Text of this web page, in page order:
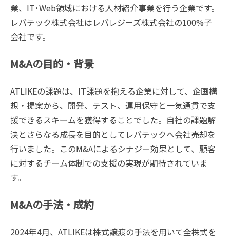
業、IT･Web領域における人材紹介事業を行う企業です。
レバテック株式会社はレバレジーズ株式会社の100%子
会社です。
M&Aの目的・背景
ATLIKEの課題は、IT課題を抱える企業に対して、企画構
想・提案から、開発、テスト、運用保守と一気通貫で支
援できるスキームを獲得することでした。自社の課題解
決とさらなる成長を目的としてレバテックへ会社売却を
行いました。このM&Aによるシナジー効果として、顧客
に対するチーム体制での支援の実現が期待されていま
す。
M&Aの手法・成約
2024年4月、ATLIKEは株式譲渡の手法を用いて全株式を